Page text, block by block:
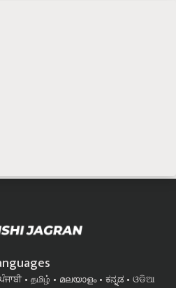
ਪੰਜਾਬੀ தமிழ் മലയാളം ಕನ್ನಡ
ଓଡିଆ